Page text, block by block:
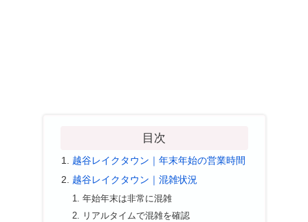
目次
越谷レイクタウン｜年末年始の営業時間
越谷レイクタウン｜混雑状況
年始年末は非常に混雑
リアルタイムで混雑を確認